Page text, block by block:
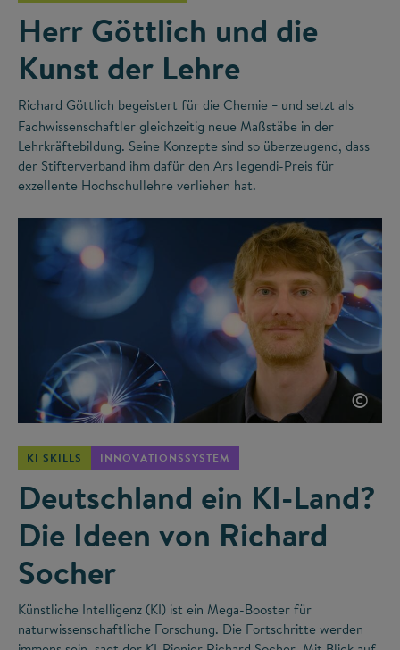
Herr Göttlich und die
Kunst der Lehre
Richard Göttlich begeistert für die Chemie – und setzt als
Fachwissenschaftler gleichzeitig neue Maßstäbe in der
Lehrkräftebildung. Seine Konzepte sind so überzeugend, dass
der Stifterverband ihm dafür den Ars legendi-Preis für
exzellente Hochschullehre verliehen hat.
©
KI SKILLS INNOVATIONSSYSTEM
Deutschland ein KI-Land?
Die Ideen von Richard
Socher
Künstliche Intelligenz (KI) ist ein Mega-Booster für
naturwissenschaftliche Forschung. Die Fortschritte werden